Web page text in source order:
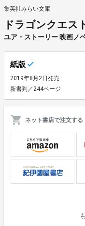
集英社みらい文庫
ドラゴンクエス
ユア・ストーリー 映画ノ
紙版
2019年8月2日発売
新書判／244ページ
ネット書店で注文する